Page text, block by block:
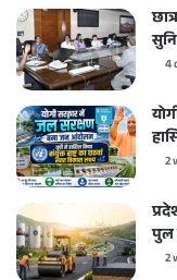
4
2
पुल
2